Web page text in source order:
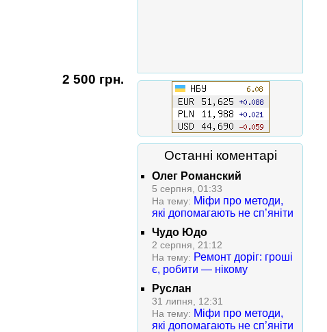
2 500 грн.
Останні коментарі
Олег Романский
5 серпня, 01:33
На тему: Міфи про методи,
які допомагають не сп’яніти
Чудо Юдо
2 серпня, 21:12
На тему: Ремонт доріг: гроші
є, робити — нікому
Руслан
31 липня, 12:31
На тему: Міфи про методи,
які допомагають не сп’яніти